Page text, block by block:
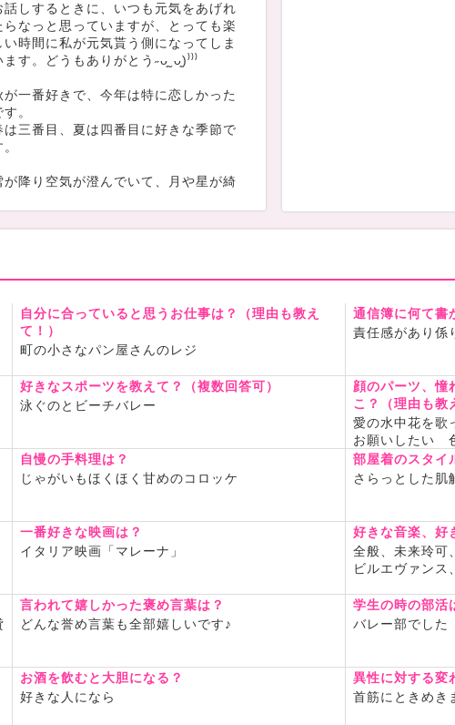
話しするときに、いつも元気をあげれ
らなっと思っていますが、とっても楽
い時間に私が元気貰う側になってしま
ます。どうもありがとう˶ᴗ͈ˬᴗ͈)⁾⁾⁾
が一番好きで、今年は特に恋しかった
す。
は三番目、夏は四番目に好きな季節で
が降り空気が澄んでいて、月や星が綺
でも星を眺めたりして、流れ星も時々
ろしくお願いします❀
自分に合っていると思うお仕事は？（理由も教え
て！）
町の小さなパン屋さんのレジ
通信簿に何て書
責任感があり係
好きなスポーツを教えて？（複数回答可）
泳ぐのとビーチバレー
顔のパーツ、憧
こ？（理由も教
愛の水中花を歌
お願いしたい
自慢の手料理は？
じゃがいもほくほく甘めのコロッケ
部屋着のスタイ
さらっとした肌
一番好きな映画は？
イタリア映画「マレーナ」
好きな音楽、好
全般、未来玲可
ビルエヴァンス
言われて嬉しかった褒め言葉は？
どんな誉め言葉も全部嬉しいです♪
学生の時の部活
バレー部でした
お酒を飲むと大胆になる？
好きな人になら
異性に対する変
首筋にときめき